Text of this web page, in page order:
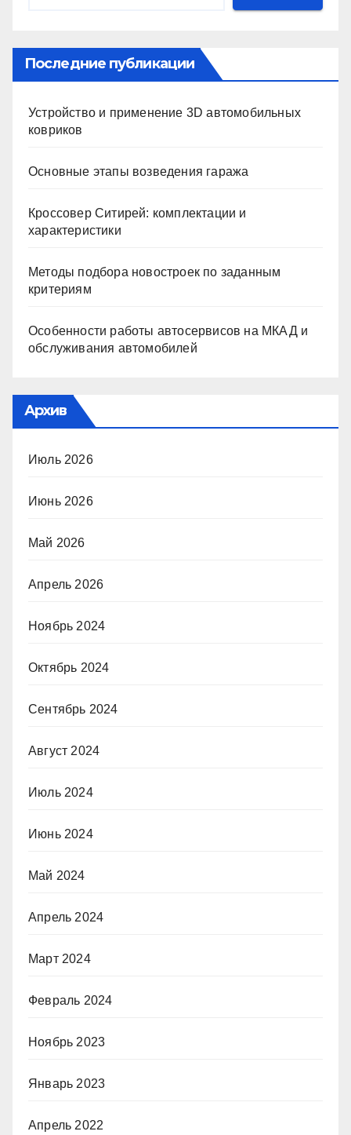
Последние публикации
Устройство и применение 3D автомобильных
ковриков
Основные этапы возведения гаража
Кроссовер Ситирей: комплектации и
характеристики
Методы подбора новостроек по заданным
критериям
Особенности работы автосервисов на МКАД и
обслуживания автомобилей
Архив
Июль 2026
Июнь 2026
Май 2026
Апрель 2026
Ноябрь 2024
Октябрь 2024
Сентябрь 2024
Август 2024
Июль 2024
Июнь 2024
Май 2024
Апрель 2024
Март 2024
Февраль 2024
Ноябрь 2023
Январь 2023
Апрель 2022